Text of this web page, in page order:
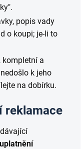
popis vady
o koupi; je-li to
kompletní a
k jeho
na dobírku.
reklamace